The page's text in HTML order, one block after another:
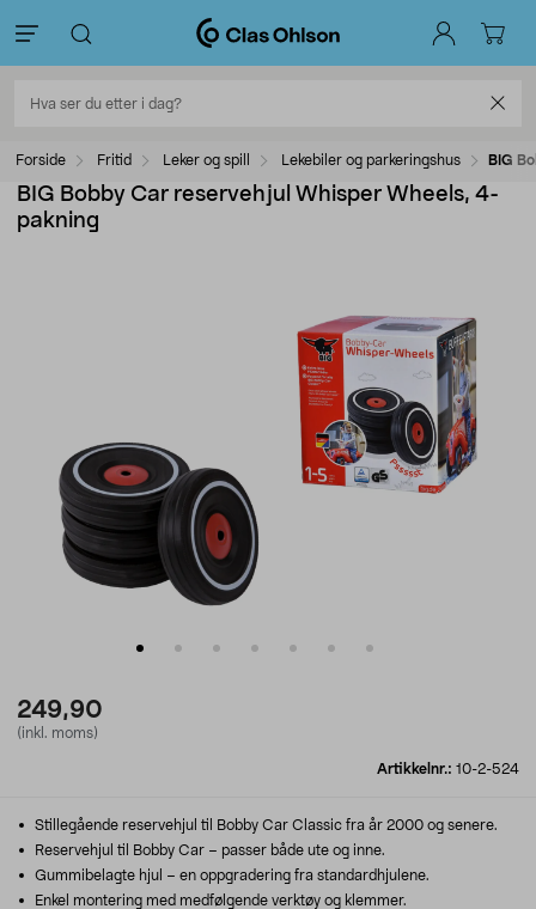
Forside Fritid Leker og spill Lekebiler og parkeringshus BIG
BIG Bobby Car reservehjul Whisper Wheels, 4-
pakning
249,90
(inkl. moms)
Artikkelnr.: 10-2-524
Stillegående reservehjul til Bobby Car Classic fra år 2000 og senere.
Reservehjul til Bobby Car – passer både ute og inne.
Gummibelagte hjul – en oppgradering fra standardhjulene.
Enkel montering med medfølgende verktøy og klemmer.